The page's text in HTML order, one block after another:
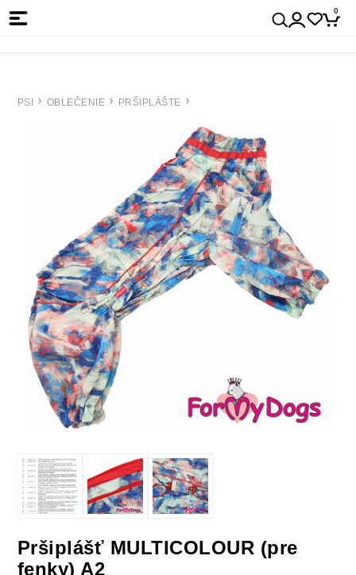
0
PSI OBLEČENIE PRŠIPLÁŠTE
Pršiplášť MULTICOLOUR (pre
fenky) A2